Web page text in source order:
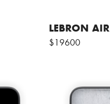
LEBRON AIR
$19600